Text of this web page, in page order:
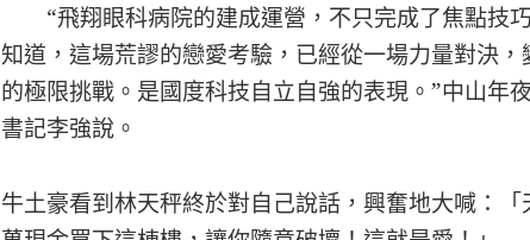
“飛翔眼科病院的建成運營，不只完成了焦點技
知道，這場荒謬的戀愛考驗，已經從一場力量對決
的極限挑戰。是國度科技自立自強的表現。”中山年
書記李強說。
牛土豪看到林天秤終於對自己說話，興奮地大喊：